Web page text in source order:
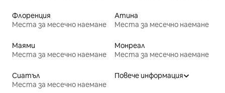
Флоренция
Места за месечно наемане
Атина
Места за месечно наемане
Маями
Места за месечно наемане
Монреал
Места за месечно наемане
Сиатъл
Места за месечно наемане
Повече информация